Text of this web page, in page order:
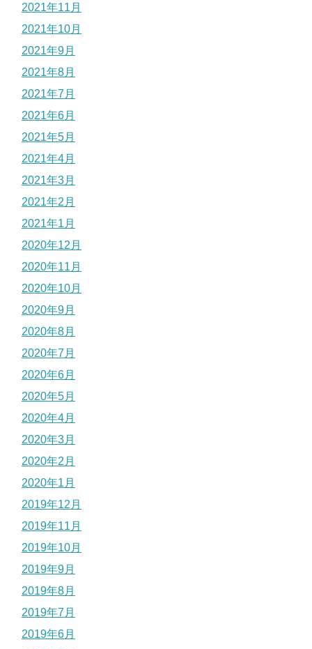
2021年11月
2021年10月
2021年9月
2021年8月
2021年7月
2021年6月
2021年5月
2021年4月
2021年3月
2021年2月
2021年1月
2020年12月
2020年11月
2020年10月
2020年9月
2020年8月
2020年7月
2020年6月
2020年5月
2020年4月
2020年3月
2020年2月
2020年1月
2019年12月
2019年11月
2019年10月
2019年9月
2019年8月
2019年7月
2019年6月